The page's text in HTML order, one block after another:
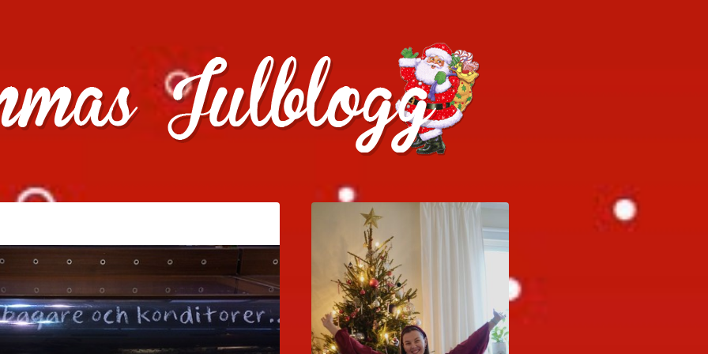
julklappstips, julkalendrar, adventskalendrar , julpyssel och julrecept!